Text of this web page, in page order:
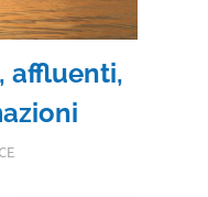
affluenti,